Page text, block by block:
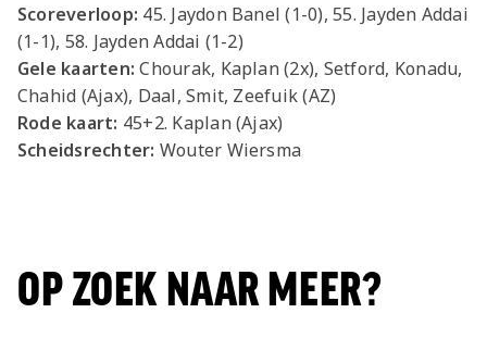
Scoreverloop: 45. Jaydon Banel (1-0), 55. Jayden Addai
(1-1), 58. Jayden Addai (1-2)
Gele kaarten:Chourak, Kaplan (2x), Setford, Konadu,
Chahid (Ajax), Daal, Smit, Zeefuik (AZ)
Rode kaart: 45+2. Kaplan (Ajax)
Scheidsrechter: Wouter Wiersma
OP ZOEK NAAR MEER?